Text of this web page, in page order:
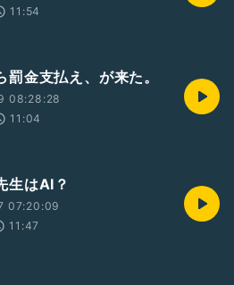
11:54
罰金支払え、が来た。
08:28:28
11:04
生はAI？
07:20:09
11:47